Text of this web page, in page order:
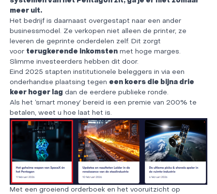
meer uit.
Het bedrijf is daarnaast overgestapt naar een ander
businessmodel. Ze verkopen niet alleen de printer, ze
leveren de geprinte onderdelen zelf. Dit zorgt
voor terugkerende inkomsten met hoge marges.
Slimme investeerders hebben dit door.
Eind 2025 stapten institutionele beleggers in via een
onderhandse plaatsing tegen een koers die bijna drie
keer hoger lag dan de eerdere publieke ronde.
Als het ‘smart money’ bereid is een premie van 200% te
betalen, weet u hoe laat het is.
Met een groeiend orderboek en het vooruitzicht op